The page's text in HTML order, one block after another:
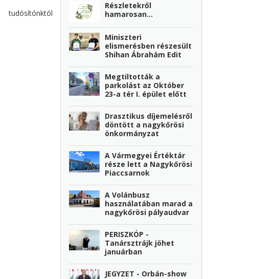
tudósítónktól
Részletekről
hamarosan...
Miniszteri
elismerésben részesült
Shihan Ábrahám Edit
Megtiltották a
parkolást az Október
23-a tér I. épület előtt
Drasztikus díjemelésről
döntött a nagykőrösi
önkormányzat
A Vármegyei Értéktár
része lett a Nagykőrösi
Piaccsarnok
A Volánbusz
használatában marad a
nagykőrösi pályaudvar
PERISZKÓP -
Tanársztrájk jöhet
januárban
JEGYZET - Orbán-show